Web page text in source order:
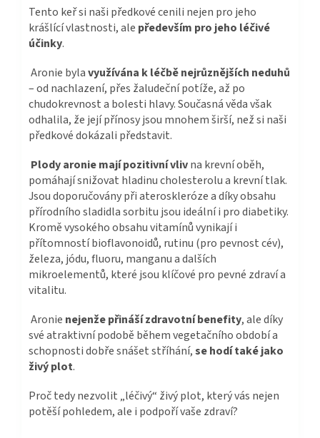
Tento keř si naši předkové cenili nejen pro jeho
krášlící vlastnosti, ale především pro jeho léčivé
účinky.
Aronie bylavyužívána k léčbě nejrůznějších neduhů
– od nachlazení, přes žaludeční potíže, až po
chudokrevnost a bolesti hlavy. Současná věda však
odhalila, že její přínosy jsou mnohem širší, než si naši
předkové dokázali představit.
Plody aronie mají pozitivní vlivna krevní oběh,
pomáhají snižovat hladinu cholesterolu a krevní tlak.
Jsou doporučovány při ateroskleróze a díky obsahu
přírodního sladidla sorbitu jsou ideální i pro diabetiky.
Kromě vysokého obsahu vitamínů vynikají i
přítomností bioflavonoidů, rutinu (pro pevnost cév),
železa, jódu, fluoru, manganu a dalších
mikroelementů, které jsou klíčové pro pevné zdraví a
vitalitu.
Aronie nejenže přináší zdravotní benefity, ale díky
své atraktivní podobě během vegetačního období a
schopnosti dobře snášet stříhání,se hodí také jako
živý plot.
Proč tedy nezvolit „léčivý“ živý plot, který vás nejen
potěší pohledem, ale i podpoří vaše zdraví?